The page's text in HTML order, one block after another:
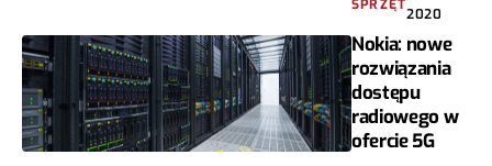
SPRZĘT
2020
Nokia: nowe
rozwiązania
dostępu
radiowego w
ofercie 5G